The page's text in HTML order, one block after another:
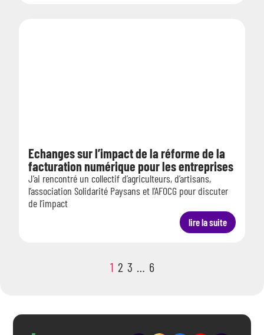
Echanges sur l’impact de la réforme de la
facturation numérique pour les entreprises
J’ai rencontré un collectif d’agriculteurs, d’artisans,
l’association Solidarité Paysans et l’AFOCG pour discuter
de l’impact
lire la suite
1 2 3 … 6